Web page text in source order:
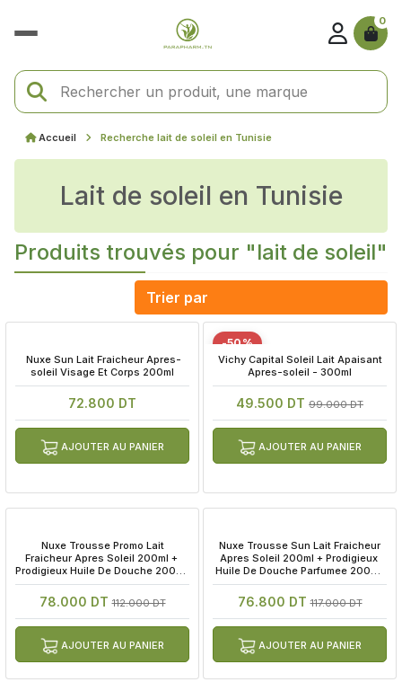
0
Accueil Recherche lait de soleil en Tunisie
lait de soleil en Tunisie
Produits trouvés pour "lait de soleil"
Nuxe Sun Lait Fraicheur Apres-
soleil Visage Et Corps 200ml
72.800 DT
AJOUTER AU PANIER
-50%
Vichy Capital Soleil Lait Apaisant
Apres-soleil - 300ml
49.500 DT 99.000 DT
AJOUTER AU PANIER
Nuxe Trousse Promo Lait
Fraicheur Apres Soleil 200ml +
Prodigieux Huile De Douche 200ml
Offerte
78.000 DT112.000 DT
AJOUTER AU PANIER
Nuxe Trousse Sun Lait Fraicheur
Apres Soleil 200ml + Prodigieux
Huile De Douche Parfumee 200ml
Offerte
76.800 DT117.000 DT
AJOUTER AU PANIER